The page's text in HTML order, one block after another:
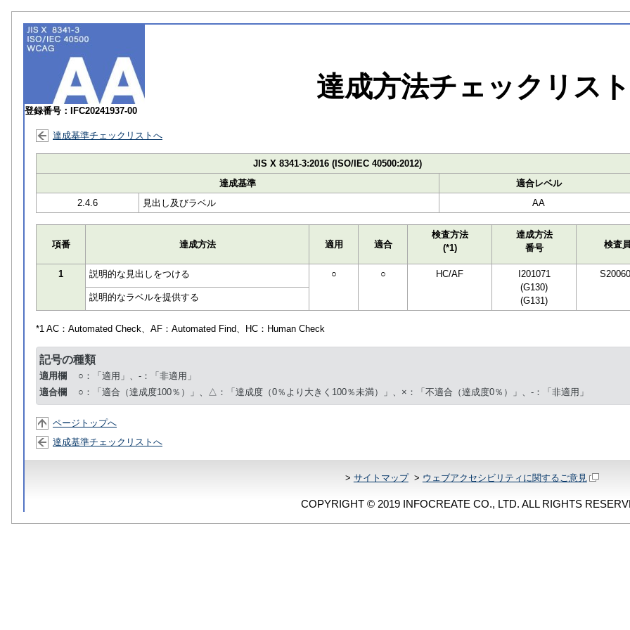
登録番号：IFC20241937-00
達成方法チェックリスト
達成基準チェックリストへ
JIS X 8341-3:2016 (ISO/IEC 40500:2012)
達成基準
適合レベル
2.4.6
見出し及びラベル AA
項番 達成方法 適用 適合
検査方法
(*1)
達成方法
番号
検査
1 説明的な見出しをつける ○ ○ HC/AF
I201071
(G130)
(G131)
説明的なラベルを提供する
*1 AC： Automated Check、AF： Automated Find、HC： Human Check
記号の種類
適用欄
○：「適用」、-：「非適用」
適合欄
○：「適合（達成度100％）」、△：「達成度（0％より大きく100％未満）」、×：「不適合（達成度0％）」、-：「非適用」
ページトップへ
達成基準チェックリストへ
> サイトマップ> ウェブアクセシビリティに関するご意見
COPYRIGHT © 2019 INFOCREATE CO., LTD. ALL RIGHTS